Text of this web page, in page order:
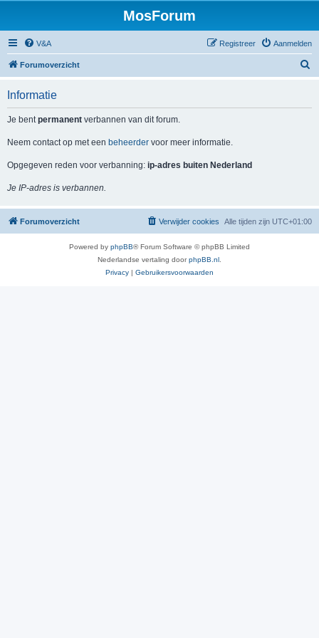
MosForum
V&A Aanmelden
Registreer
Forumoverzicht
Informatie
Je bentpermanent verbannen van dit forum.
Neem contact op met een beheerder voor meer informatie.
Opgegeven reden voor verbanning: ip-adres buiten Nederland
Je IP-adres is verbannen.
Forumoverzicht Alle tijden zijn UTC+01:00
Verwijder cookies
Powered by phpBB® Forum Software © phpBB Limited
Nederlandse vertaling doorphpBB.nl
Privacy | Gebruikersvoorwaarden